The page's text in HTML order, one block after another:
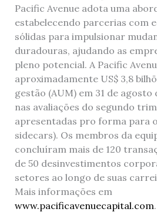
Pacific Avenue adota uma
estabelecendo parcerias com
sólidas para impulsionar
duradouras, ajudando as
pleno potencial. A Pacific
aproximadamente US$ 3,8
gestão (AUM) em 31 de agosto
nas avaliações do segundo
apresentadas pro forma para
sidecars). Os membros da
concluíram mais de 120
de 50 desinvestimentos
setores ao longo de suas
Mais informações em
www.pacificavenuecapital.com.